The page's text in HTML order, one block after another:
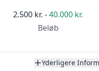
2.500 kr. -40.000 kr.
Beløb
Yderligere